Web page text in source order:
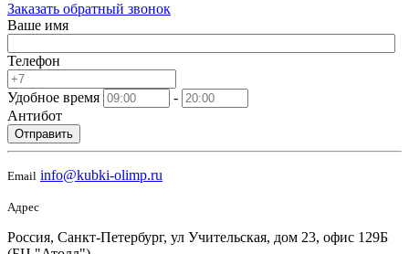
Заказать обратный звонок
Ваше имя
Телефон
Удобное время
-
Антибот
Отправить
Email info@kubki-olimp.ru
Адрес
Россия, Санкт-Петербург, ул Учительская, дом 23, офис 129Б